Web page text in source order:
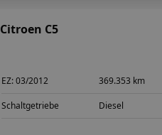
Citroen C5
EZ:03/2012 369.353 km
Schaltgetriebe Diesel